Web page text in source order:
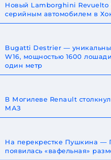
Новый Lamborghini Revuelto
серийным автомобилем в
Bugatti Destrier —
W16, мощностью 1600
один метр
В Могилеве Renault
МАЗ
На перекрестке Пушкина —
появилась «вафельная»